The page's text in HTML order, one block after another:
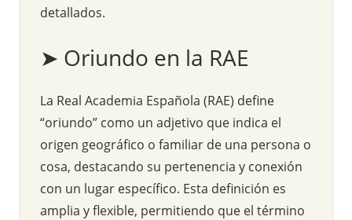
detallados.
➤ Oriundo en la RAE
La Real Academia Española (RAE) define
“oriundo” como un adjetivo que indica el
origen geográfico o familiar de una persona o
cosa, destacando su pertenencia y conexión
con un lugar específico. Esta definición es
amplia y flexible, permitiendo que el término